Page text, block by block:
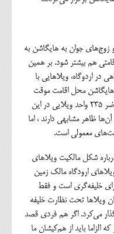
زوج‌های جوان به هایگاشن به
هم بیشتر شود. بر همین
در اردوگاه، ویلاهایی با
هایگاشن محل اقامت موقت
خانواده‌هایی از ارامنه هموطن است. در حال حاضر ۲۳۵ واحد ویلایی در این
از آن‌ها ظاهر مشابهی دارند ، اما
معمولی است.
شکل مالکیت ویلاهای
ارودگاه مالک زمین
خلیفه‌گری است و فقط
ویلاها تحت نظارت خلیفه
می‌کرد. اگر هم فردی قصد
الزاما باید از هم‌کیشان ما